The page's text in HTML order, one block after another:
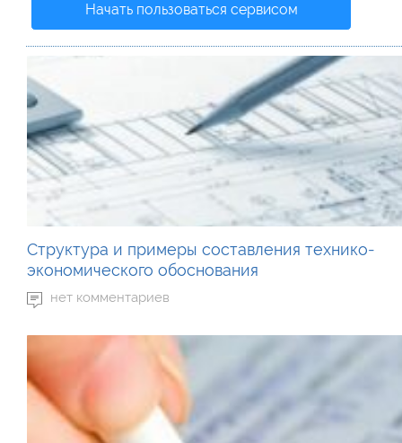
Начать пользоваться сервисом
Структура и примеры составления технико-
экономического обоснования
нет комментариев